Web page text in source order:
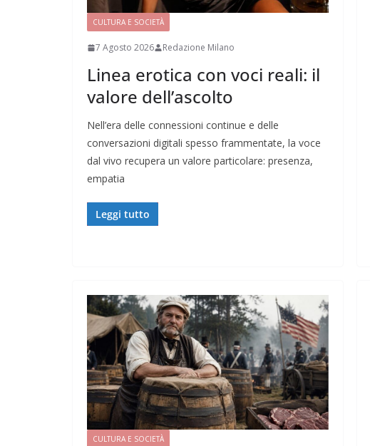
CULTURA E SOCIETÀ
7 Agosto 2026 Redazione Milano
Linea erotica con voci reali: il
valore dell’ascolto
Nell’era delle connessioni continue e delle
conversazioni digitali spesso frammentate, la voce
dal vivo recupera un valore particolare: presenza,
empatia
Leggi tutto
CULTURA E SOCIETÀ